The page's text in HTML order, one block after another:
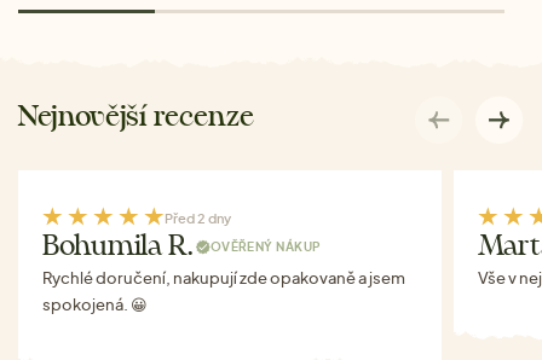
Nejnovější recenze
Před 2 dny
Bohumila R. OVĚŘENÝ NÁKUP
Rychlé doručení, nakupují zde opakovaně a jsem
spokojená. 😀
Vše v